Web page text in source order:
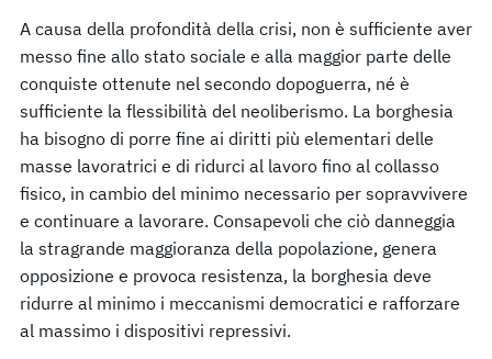
A causa della profondità della crisi, non è sufficiente aver
messo fine allo stato sociale e alla maggior parte delle
conquiste ottenute nel secondo dopoguerra, né è
sufficiente la flessibilità del neoliberismo. La borghesia
ha bisogno di porre fine ai diritti più elementari delle
masse lavoratrici e di ridurci al lavoro fino al collasso
fisico, in cambio del minimo necessario per sopravvivere
e continuare a lavorare. Consapevoli che ciò danneggia
la stragrande maggioranza della popolazione, genera
opposizione e provoca resistenza, la borghesia deve
ridurre al minimo i meccanismi democratici e rafforzare
al massimo i dispositivi repressivi.